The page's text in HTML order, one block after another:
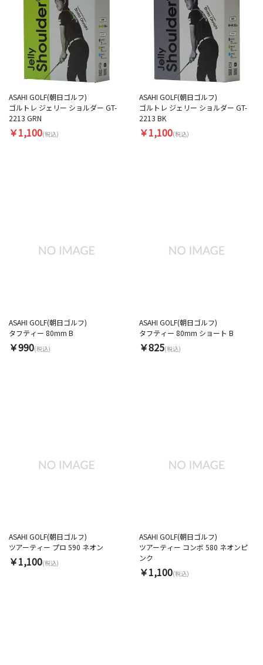
ASAHI GOLF(朝日ゴルフ)
ゴルトレ ジェリー ショルダー GT-
2213 GRN
￥1,100(税込)
ASAHI GOLF(朝日ゴルフ)
ゴルトレ ジェリー ショルダー GT-
2213 BK
￥1,100(税込)
ASAHI GOLF(朝日ゴルフ)
タフティー 80mm B
￥990(税込)
ASAHI GOLF(朝日ゴルフ)
タフティー 80mm ショート B
￥825(税込)
ASAHI GOLF(朝日ゴルフ)
ツアーティー プロ 590 ネオン
￥1,100(税込)
ASAHI GOLF(朝日ゴルフ)
ツアーティー コンボ 580 ネオンピ
ンク
￥1,100(税込)